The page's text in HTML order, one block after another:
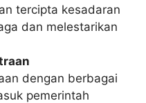
tercipta kesadaran
dan melestarikan
dengan berbagai
pemerintah